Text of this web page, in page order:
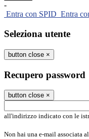
-
Entra con SPID Entra
Seleziona utente
button close ×
Recupero password
button close ×
all'indirizzo indicato con le
Non hai una e-mail associata